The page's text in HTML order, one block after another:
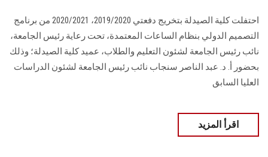
احتفلت كلية الصيدلة بتخريج دفعتي 2019/2020، 2020/2021 من برنامج
التصميم الدولي بنظام الساعات المعتمدة، تحت رعاية رئيس الجامعة،
نائب رئيس الجامعة لشئون التعليم والطلاب، عميد كلية الصيدلة؛ وذلك
بحضور أ. د. عبد الناصر سنجاب نائب رئيس الجامعة لشئون الدراسات
العليا السابق
اقرأ المزيد